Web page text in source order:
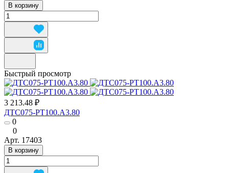
В корзину
Быстрый просмотр
3 213.48 ₽
ДТС075-РТ100.А3.80
0
0
Арт. 17403
В корзину